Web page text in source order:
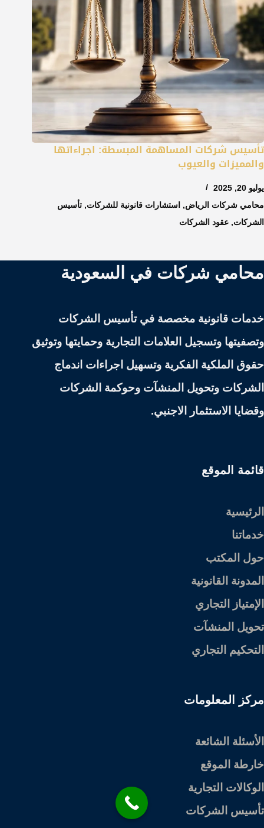
تأسيس شركات المساهمة المبسطة: اجراءاتها
والمميزات والعيوب
يوليو 20, 2025
محامي شركات الرياض, استشارات قانونية للشركات, تأسيس
الشركات, عقود الشركات
محامي شركات في السعودية
خدمات قانونية مخصصة في تأسيس الشركات
وتصفيتها وتسجيل العلامات التجارية وحمايتها وتوثيق
حقوق الملكية الفكرية وتسهيل اجراءات اندماج
الشركات وتحويل المنشآت وحوكمة الشركات
وقضايا الاستثمار الاجنبي.
قائمة الموقع
الرئيسية
خدماتنا
حول المكتب
المدونة القانونية
الإمتياز التجاري
تحويل المنشآت
التحكيم التجاري
مركز المعلومات
الأسئلة الشائعة
خارطة الموقع
الوكالات التجارية
تأسيس الشركات